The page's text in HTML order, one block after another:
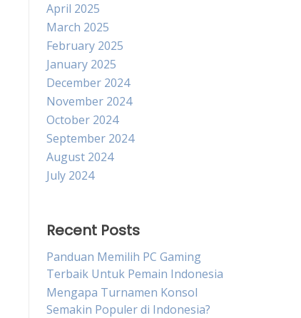
April 2025
March 2025
February 2025
January 2025
December 2024
November 2024
October 2024
September 2024
August 2024
July 2024
Recent Posts
Panduan Memilih PC Gaming
Terbaik Untuk Pemain Indonesia
Mengapa Turnamen Konsol
Semakin Populer di Indonesia?